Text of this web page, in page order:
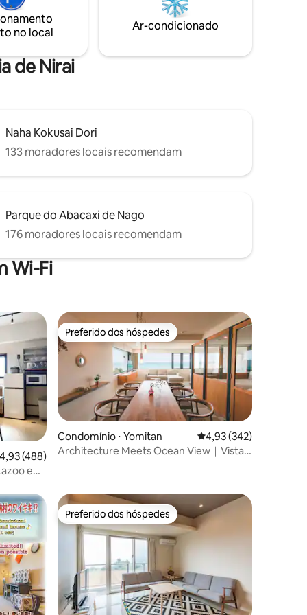
sua
café
Eu
de
parte
segunda
ような開放的なプライベート空間です。
また、テラスには高品質な日本国産ヒノ
キを使ったバレルサウナがございます。
お使いいただけます。 ロウリュも可能で
すので、ヒノキの香りと蒸気に包まれ、
明書を置いております） Wi-Fiあり。 無料
駐車場1台、2台目は他のゲストの車が停ま
無料。 【お部屋と寝具について】 お部屋
【お風呂】 3つ（1つは屋外バスタブ付
き、2つはシャワーのみ) ＜出張シェフ＞
・おひとり様22,000円～ ※別途出張費が発
までにご連絡が必要です。 期限を過ぎて
しまうとご希望に添えない場合や、キャ
ンセル料金が発生いたします。 ・キャン
セル料：8日前～ 50％、4日前～ 100％ メ
ニュー：ご要望に合わせて、旬の食材や
沖縄ならではの食材を活かした特別なお
料理をご用意いたします。 ご不明な点が
ございましたら、お気軽にお問い合わせ
くださいませ。 【中間清掃サービス実
施：5,000円】 滞在中に清掃希望の方は清
掃希望日の前日17：00までに連絡くださ
no local
Ar-condicionado
de Nirai
Naha Kokusai Dori
133 moradores locais recomendam
Parque do Abacaxi de Nago
176 moradores locais recomendam
Wi-Fi
hóspedes
de uma avaliação média de 5, 488 avaliações
4,93 (488)
e
quartos
Preferido dos hóspedes
Preferido dos hóspedes
Condomínio ⋅ Yomitan 4,93 de uma avaliação
4,93 (342)
Architecture Meets Ocean View｜Vista
Preferido dos hóspedes
Preferido dos hóspedes